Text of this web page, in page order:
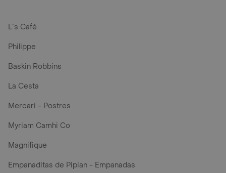
L´s Café
Philippe
Baskin Robbins
La Cesta
Mercari - Postres
Myriam Camhi Co
Magnifique
Empanaditas de Pipian - Empanadas